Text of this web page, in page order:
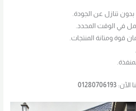
تنازل عن الجودة.
في الوقت المحدد.
قوة ومتانة المنتجات.
الآن:01280706193